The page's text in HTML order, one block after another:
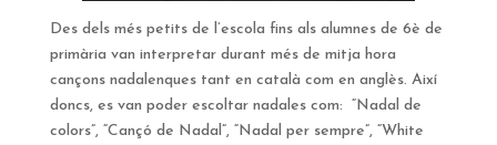
Des dels més petits de l’escola fins als alumnes de 6è de
primària van interpretar durant més de mitja hora
cançons nadalenques tant en català com en anglès. Així
doncs, es van poder escoltar nadales com: “Nadal de
colors”, “Cançó de Nadal”, “Nadal per sempre”, “White